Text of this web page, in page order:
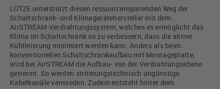
LÜTZE unterstützt diesen ressourcensparenden Weg der
Schaltschrank- und Klimagerätehersteller mit dem
AirSTREAM-Verdrahtungssystem, welches es ermöglicht das
Klima im Schaltschrank so zu verbessern, dass die aktive
Kühlleistung minimiert werden kann. Anders als beim
konventionellen Schaltschrankaufbau mit Montageplatte,
wird bei AirSTREAM die Aufbau- von der Verdrahtungsebene
getrennt. So werden strömungstechnisch ungünstige
Kabelkanäle vermieden. Zudem entsteht hinter dem